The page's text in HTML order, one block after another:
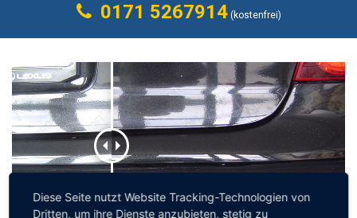
0171 5267914(kostenfrei)
Diese Seite nutzt Website Tracking-Technologien von
Dritten, um ihre Dienste anzubieten, stetig zu